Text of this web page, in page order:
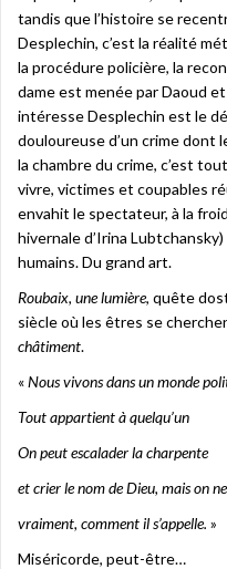
tandis que l’histoire se
Desplechin, c’est la réalité
la procédure policière, la
dame est menée par Daoud
intéresse Desplechin est le
douloureuse d’un crime dont
la chambre du crime, c’est
vivre, victimes et coupables
envahit le spectateur, à la
hivernale d’Irina
humains. Du grand art.
Roubaix, une lumière, quête
siècle où les êtres se
châtiment.
«Nous vivons dans un monde
Tout appartient à quelqu’un
On peut escalader la charpente
et crier le nom de Dieu, mais on
vraiment, comment il s’appelle. »
Miséricorde, peut-être…